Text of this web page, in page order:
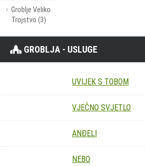
Groblje Veliko
Trojstvo (3)
GROBLJA - USLUGE
UVIJEK S TOBOM
VJEČNO SVJETLO
ANĐELI
NEBO